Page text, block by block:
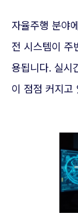
자율주행 분야
전 시스템이 주
용됩니다. 실시
이 점점 커지고